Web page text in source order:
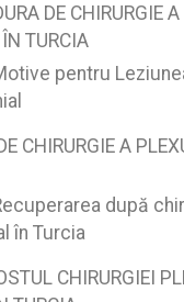
DE CHIRURGIE
TURCIA
pentru
CHIRURGIE A
după
în Turcia
CHIRURGIEI